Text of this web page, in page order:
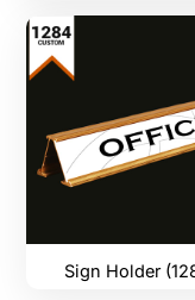
Sign Holder